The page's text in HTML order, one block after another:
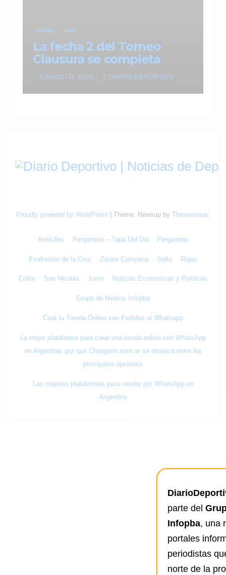
parte del
Infopba, una
portales
periodistas
norte de la
FÚTBOL PAIS
La fecha 2 del Torneo
Clausura se completa
entre miércoles y jueves
con tres partidos clave
5 AGOSTO, 2026 DIARIO DEPORTIVO
Proudly powered by WordPress Theme: Newsup by Themeansar.
Arrecifes Pergamino – Tapa Del Dia Pergamino
Exaltación de la Cruz Zárate Campana Salto Rojas
Colón San Nicolás Junín Noticias Económicas y Políticas
Grupo de Medios Infopba
Creá tu Tienda Online con Pedidos al Whatsapp
La mejor plataforma para crear una tienda online con WhatsApp
en Argentina: por qué Changuito.com.ar se destaca entre las
principales opciones
Las mejores plataformas para vender por WhatsApp en
Argentina